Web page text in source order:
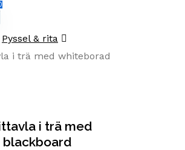
Pyssel & rita
i trä med whiteborad
i trä med